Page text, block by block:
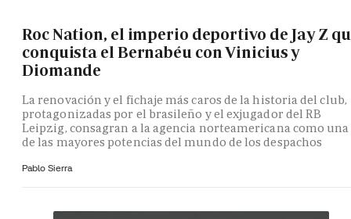
Roc Nation, el imperio deportivo de Jay Z
conquista el Bernabéu con Vinicius y
Diomande
La renovación y el fichaje más caros de la historia del club,
protagonizadas por el brasileño y el exjugador del RB
Leipzig, consagran a la agencia norteamericana como una
de las mayores potencias del mundo de los despachos
Pablo Sierra